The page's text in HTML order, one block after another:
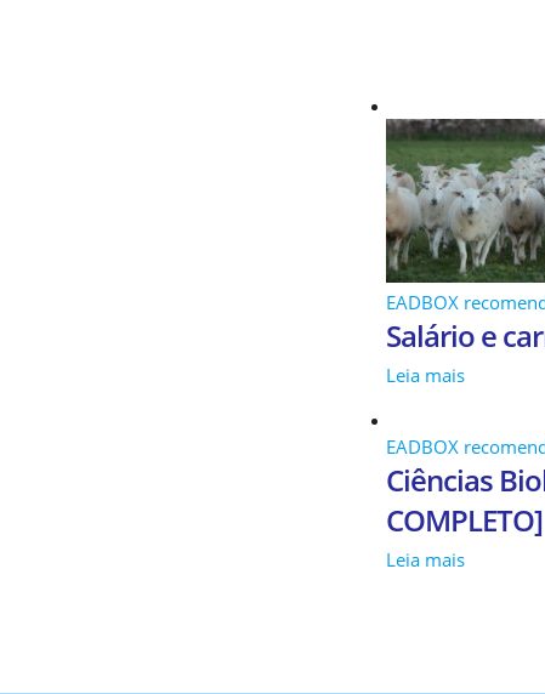
EADBOX
Salário e
Leia mais
EADBOX
Ciências
COMPLETO]
Leia mais